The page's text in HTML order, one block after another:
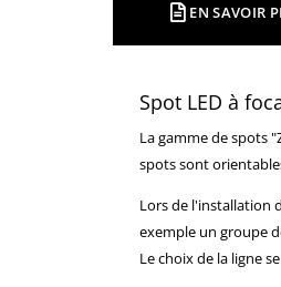
EN SAVOIR
Spot LED à
La gamme de spots
spots sont
Lors de l'installation
exemple un groupe
Le choix de la ligne